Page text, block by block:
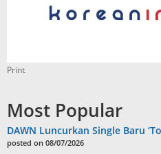
Print
Most Popular
DAWN Luncurkan Single Baru
posted on 08/07/2026